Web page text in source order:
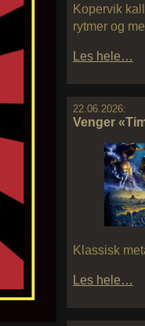
Kopervik
rytmer og
Les hele…
22.06.2026:
Venger
Klassisk
Les hele…